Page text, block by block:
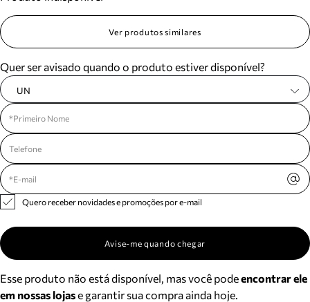
Acompanhe seus pedidos e solicite devoluções.
Ver produtos similares
Quer ser avisado quando o produto estiver disponível?
UN
Quero receber novidades e promoções por e-mail
Avise-me quando chegar
Esse produto não está disponível, mas você podeencontrar ele
em nossas lojase garantir sua compra ainda hoje.